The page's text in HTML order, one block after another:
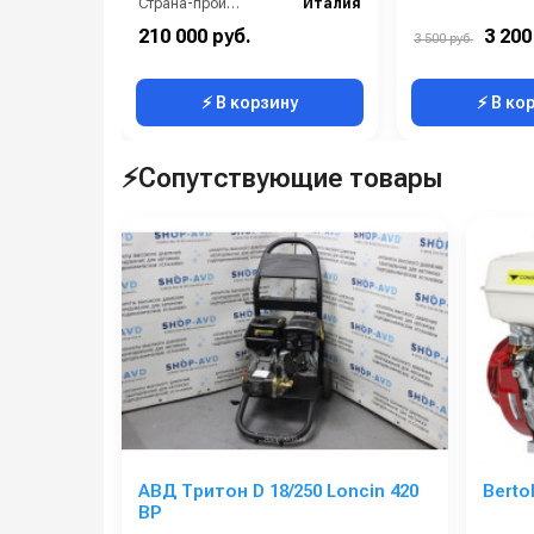
Страна-производитель:
Италия
Рабочее давление (бар):
Мощность (кВт):
210 000 руб.
⚡ В корзину
3 500 руб. 3
⚡ В
⚡Сопутствующие товары
АВД Тритон D 18/250 Loncin 420
BP